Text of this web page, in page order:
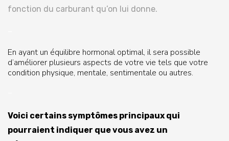
fonction du carburant qu’on lui donne.
En ayant un équilibre hormonal optimal, il sera possible
d’améliorer plusieurs aspects de votre vie tels que votre
condition physique, mentale, sentimentale ou autres.
Voici certains symptômes principaux qui
pourraient indiquer que vous avez un